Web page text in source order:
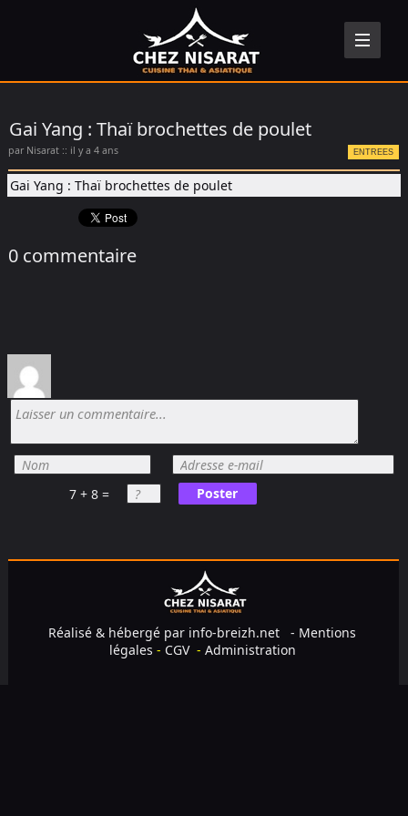
Gai Yang : Thaï brochettes de poulet
par Nisarat :: il y a 4 ans ENTREES
Gai Yang : Thaï brochettes de poulet
0 commentaire
7 + 8 = Poster
Réalisé & hébergé par info-breizh.net - Mentions
légales - CGV- Administration